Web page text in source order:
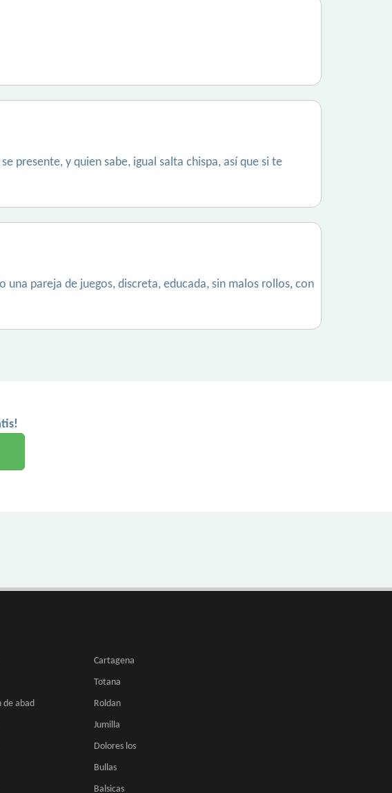
presente, y quien sabe, igual salta chispa, así que si te
pareja de juegos, discreta, educada, sin malos rollos, con
Cartagena
Totana
de abad Roldan
Jumilla
Dolores los
Bullas
Balsicas